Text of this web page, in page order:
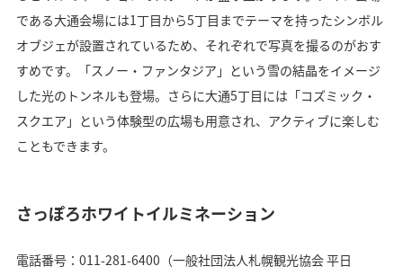
である大通会場には1丁目から5丁目までテーマを持ったシンボル
オブジェが設置されているため、それぞれで写真を撮るのがおす
すめです。「スノー・ファンタジア」という雪の結晶をイメージ
した光のトンネルも登場。さらに大通5丁目には「コズミック・
スクエア」という体験型の広場も用意され、アクティブに楽しむ
こともできます。
さっぽろホワイトイルミネーション
電話番号：011-281-6400（一般社団法人札幌観光協会 平日